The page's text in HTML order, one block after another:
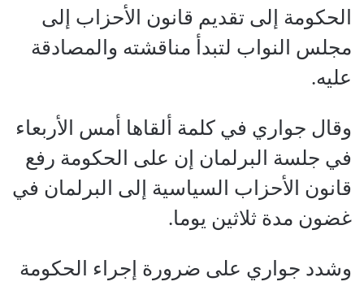
الحكومة إلى تقديم قانون الأحزاب إلى
مجلس النواب لتبدأ مناقشته والمصادقة
عليه.
وقال جواري في كلمة ألقاها أمس الأربعاء
في جلسة البرلمان إن على الحكومة رفع
قانون الأحزاب السياسية إلى البرلمان في
غضون مدة ثلاثين يوما.
وشدد جواري على ضرورة إجراء الحكومة